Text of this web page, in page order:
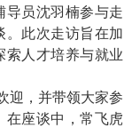
导员沈羽楠参与走
。此次走访旨在加
索人才培养与就业
迎，并带领大家参
在座谈中，常飞虎